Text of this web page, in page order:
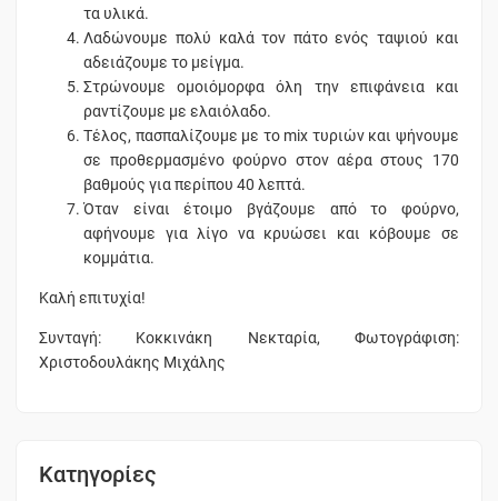
τα υλικά.
Λαδώνουμε πολύ καλά τον πάτο ενός ταψιού και
αδειάζουμε το μείγμα.
Στρώνουμε ομοιόμορφα όλη την επιφάνεια και
ραντίζουμε με ελαιόλαδο.
Τέλος, πασπαλίζουμε με το mix τυριών και ψήνουμε
σε προθερμασμένο φούρνο στον αέρα στους 170
βαθμούς για περίπου 40 λεπτά.
Όταν είναι έτοιμο βγάζουμε από το φούρνο,
αφήνουμε για λίγο να κρυώσει και κόβουμε σε
κομμάτια.
Καλή επιτυχία!
Συνταγή: Κοκκινάκη Νεκταρία, Φωτογράφιση:
Χριστοδουλάκης Μιχάλης
Κατηγορίες